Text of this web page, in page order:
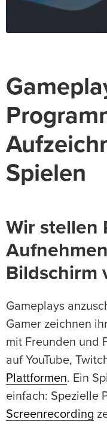
Spielen
Wir stellen
Bildschirm
Gameplays
Gamer zeichnen
mit Freunden und
auf YouTube,
Plattformen. Ein
einfach: Spezielle
Screenrecording